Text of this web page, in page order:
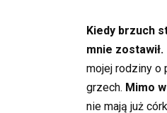
Kiedy brzuch
mnie zostawił.
mojej rodziny o
grzech. Mimo
nie mają już